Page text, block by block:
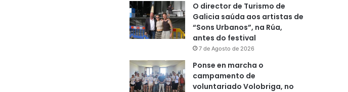
O director de Turismo de
Galicia saúda aos artistas de
“Sons Urbanos”, na Rúa,
antes do festival
7 de Agosto de 2026
Ponse en marcha o
campamento de
voluntariado Volobriga, no